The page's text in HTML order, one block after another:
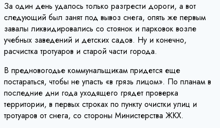
За один день удалось только разгрести дороги, а вот
следующий был занят под вывоз снега, опять же первым
завалы ликвидировались со стоянок и парковок возле
учебных заведений и детских садов. Ну и конечно,
расчистка тротуаров и старой части города.
В предновогодье коммунальщикам придется еще
постараться, чтобы не упасть «в грязь лицом». По планам в
последние дни года уходящего грядет проверка
территории, в первых строках по пункту очистки улиц и
тротуаров от снега, со стороны Министерства ЖКХ.